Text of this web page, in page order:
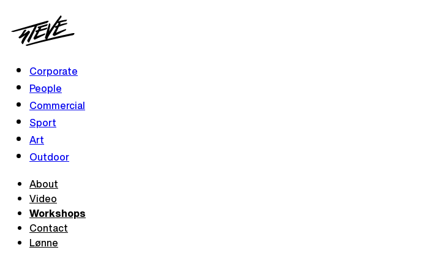
Corporate
People
Commercial
Sport
Art
Outdoor
About
Video
Workshops
Contact
Lønne